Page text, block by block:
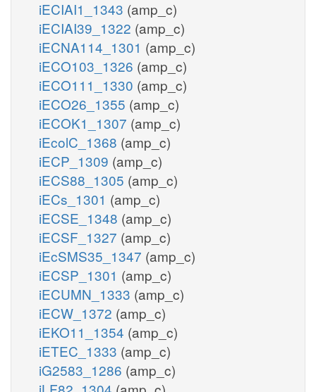
iECIAI1_1343 (amp_c)
iECIAI39_1322 (amp_c)
iECNA114_1301 (amp_c)
iECO103_1326 (amp_c)
iECO111_1330 (amp_c)
iECO26_1355 (amp_c)
iECOK1_1307 (amp_c)
iEcolC_1368 (amp_c)
iECP_1309 (amp_c)
iECS88_1305 (amp_c)
iECs_1301 (amp_c)
iECSE_1348 (amp_c)
iECSF_1327 (amp_c)
iEcSMS35_1347 (amp_c)
iECSP_1301 (amp_c)
iECUMN_1333 (amp_c)
iECW_1372 (amp_c)
iEKO11_1354 (amp_c)
iETEC_1333 (amp_c)
iG2583_1286 (amp_c)